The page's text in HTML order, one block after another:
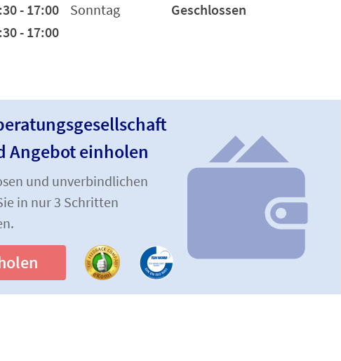
- 17:00
- 17:00
Sonntag
Geschlossen
Angebot einholen
und unverbindlichen
in nur 3 Schritten